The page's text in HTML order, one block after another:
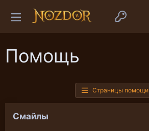
Помощь
Страницы помощи
Смайлы